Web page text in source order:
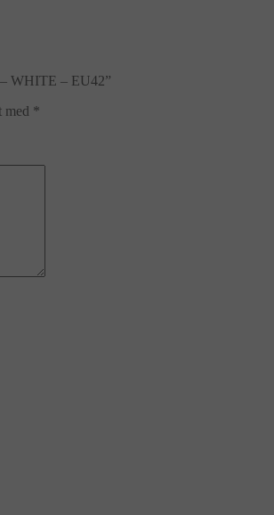
WHITE – EU42”
med *